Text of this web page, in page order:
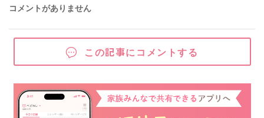
コメントがありません
この記事にコメントする